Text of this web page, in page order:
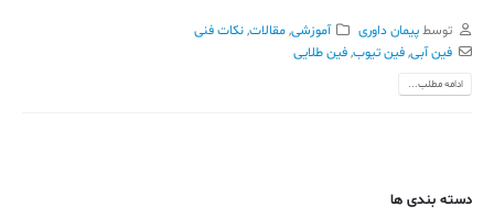
توسطپیمان داوری آموزشی,مقالات,نکات فنی
فین آبی,فین تیوب,فین طلایی
ادامه مطلب...
دسته بندی ها